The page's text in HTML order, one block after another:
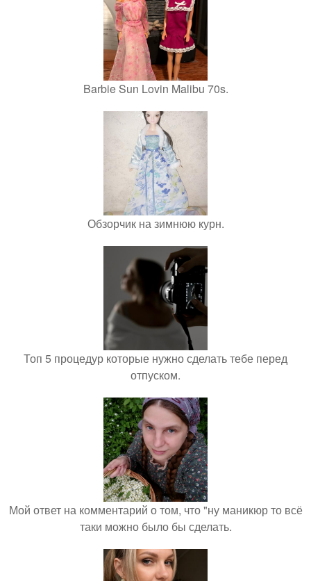
Barbie Sun Lovin Malibu 70s.
Обзорчик на зимнюю курн.
Топ 5 процедур которые нужно сделать тебе перед
отпуском.
Мой ответ на комментарий о том, что "ну маникюр то всё
таки можно было бы сделать.